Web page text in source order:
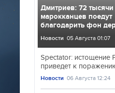
Дмитриев: 72 тысячи
марокканцев поедут
благодарить фон
Новости 05 Августа 01:07
Spectator: истощение
приведет к
Новости 06 Августа 12:24